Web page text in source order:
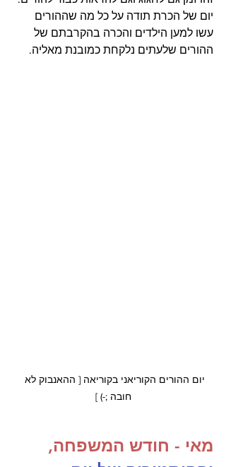
יום של הכרת תודה על כל מה שההורים
עשו למען הילדים והכרה בהקרבתם של
ההורים שלעתים נלקחת כמובנת מאליה.
יום ההורים הקוריאני בקוריאה [ ההאנבוק לא
חובה ;-) ]
מאי - חודש המשפחה,